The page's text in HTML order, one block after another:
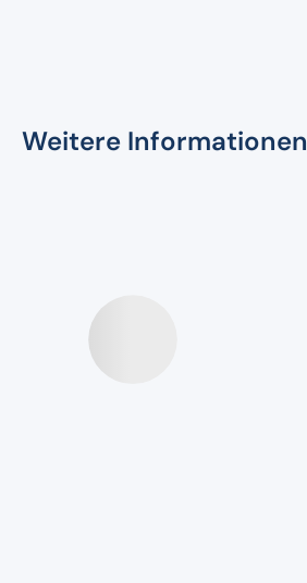
Weitere Informationen